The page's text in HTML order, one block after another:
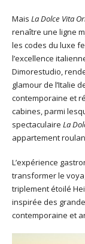
Mais La Dolce Vita
renaître une ligne
les codes du luxe
l’excellence
Dimorestudio,
glamour de l’Italie
contemporaine et
cabines, parmi
spectaculaire La
appartement
L’expérience
transformer le
triplement étoilé
inspirée des
contemporaine et